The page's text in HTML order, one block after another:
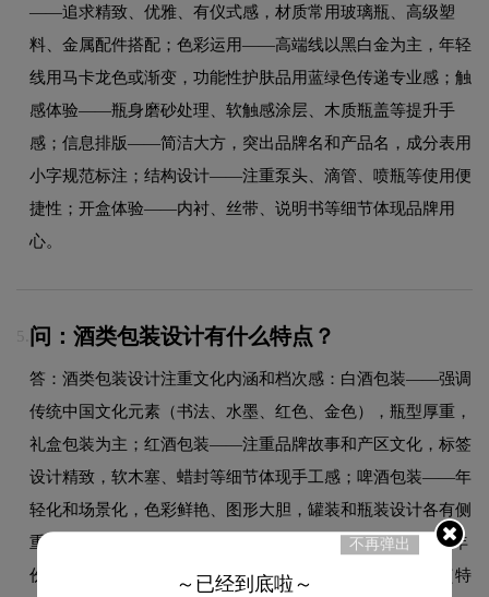
——追求精致、优雅、有仪式感，材质常用玻璃瓶、高级塑
料、金属配件搭配；色彩运用——高端线以黑白金为主，年轻
线用马卡龙色或渐变，功能性护肤品用蓝绿色传递专业感；触
感体验——瓶身磨砂处理、软触感涂层、木质瓶盖等提升手
感；信息排版——简洁大方，突出品牌名和产品名，成分表用
小字规范标注；结构设计——注重泵头、滴管、喷瓶等使用便
捷性；开盒体验——内衬、丝带、说明书等细节体现品牌用
心。
5. 问：酒类包装设计有什么特点？
答：酒类包装设计注重文化内涵和档次感：白酒包装——强调
传统中国文化元素（书法、水墨、红色、金色），瓶型厚重，
礼盒包装为主；红酒包装——注重品牌故事和产区文化，标签
设计精致，软木塞、蜡封等细节体现手工感；啤酒包装——年
轻化和场景化，色彩鲜艳、图形大胆，罐装和瓶装设计各有侧
重；洋酒包装——简约现代、线条硬朗，突出品牌LOGO和年
份标识。共同特点：瓶型本身是重要设计元素，标签材质（特
不再弹出
～已经到底啦～